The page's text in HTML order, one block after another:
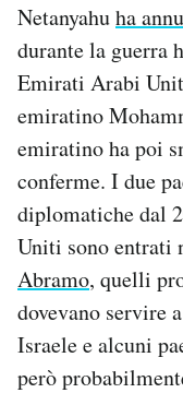
Netanyahuha
durante la guerra
Emirati Arabi
emiratino
emiratino ha poi
conferme. I due
diplomatiche dal
Uniti sono entrati
Abramo, quelli
dovevano servire
Israele e alcuni
però